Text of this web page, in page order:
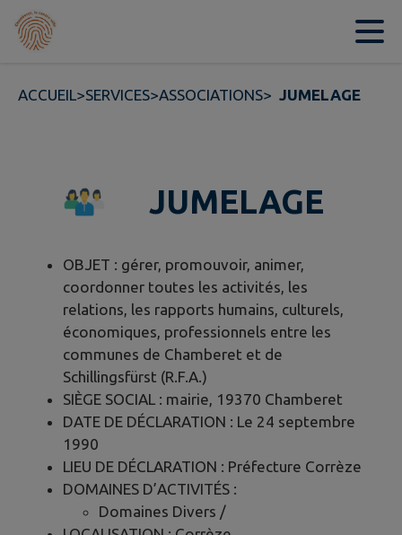
Contenu
ACCUEIL>SERVICES>ASSOCIATIONS> JUMELAGE
JUMELAGE
OBJET : gérer, promouvoir, animer,
coordonner toutes les activités, les
relations, les rapports humains, culturels,
économiques, professionnels entre les
communes de Chamberet et de
Schillingsfürst (R.F.A.)
SIÈGE SOCIAL : mairie, 19370 Chamberet
DATE DE DÉCLARATION : Le 24 septembre
1990
LIEU DE DÉCLARATION : Préfecture Corrèze
DOMAINES D’ACTIVITÉS :
Domaines Divers /